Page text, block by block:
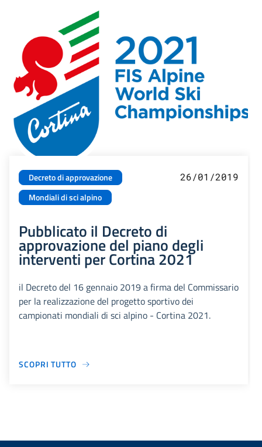
Decreto di approvazione
Mondiali di sci alpino
26/01/2019
Pubblicato il Decreto di
approvazione del piano degli
interventi per Cortina 2021
il Decreto del 16 gennaio 2019 a firma del Commissario
per la realizzazione del progetto sportivo dei
campionati mondiali di sci alpino - Cortina 2021.
SCOPRI TUTTO